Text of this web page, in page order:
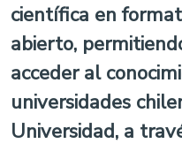
científica en
abierto,
acceder al
universidades
Universidad, a